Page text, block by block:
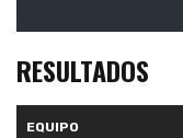
RESULTADOS
EQUIPO